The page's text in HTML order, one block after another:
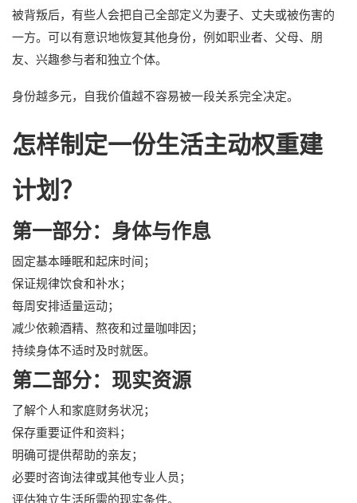
被背叛后，有些人会把自己全部定义为妻子、丈夫或被伤害的
一方。可以有意识地恢复其他身份，例如职业者、父母、朋
友、兴趣参与者和独立个体。
身份越多元，自我价值越不容易被一段关系完全决定。
怎样制定一份生活主动权重建
计划？
第一部分：身体与作息
固定基本睡眠和起床时间；
保证规律饮食和补水；
每周安排适量运动；
减少依赖酒精、熬夜和过量咖啡因；
持续身体不适时及时就医。
第二部分：现实资源
了解个人和家庭财务状况；
保存重要证件和资料；
明确可提供帮助的亲友；
必要时咨询法律或其他专业人员；
评估独立生活所需的现实条件。